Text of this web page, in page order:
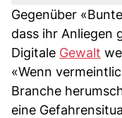
Gegenüber
dass ihr Anliegen
Digitale Gewalt
«Wenn
Branche
eine